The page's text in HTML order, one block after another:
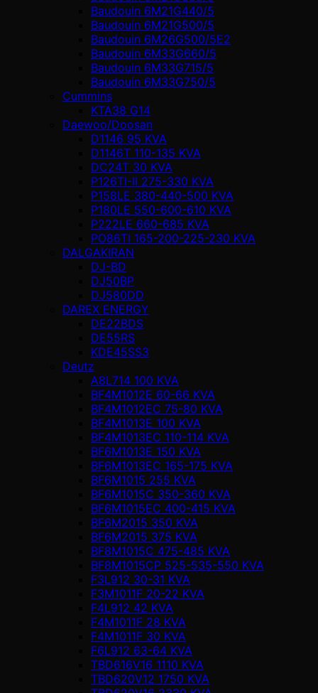
Baudouin 6M21G440/5
Baudouin 6M21G500/5
Baudouin 6M26G500/5E2
Baudouin 6M33G660/5
Baudouin 6M33G715/5
Baudouin 6M33G750/5
Cummins
KTA38 G14
Daewoo/Doosan
D1146 95 KVA
D1146T 110-135 KVA
DC24T 30 KVA
P126TI-II 275-330 KVA
P158LE 380-440-500 KVA
P180LE 550-600-610 KVA
P222LE 660-685 KVA
PO86TI 165-200-225-230 KVA
DALGAKIRAN
DJ-BD
DJ50BP
DJ580DD
DAREX ENERGY
DE22BDS
DE55RS
KDE45SS3
Deutz
A8L714 100 KVA
BF4M1012E 60-66 KVA
BF4M1012EC 75-80 KVA
BF4M1013E 100 KVA
BF4M1013EC 110-114 KVA
BF6M1013E 150 KVA
BF6M1013EC 165-175 KVA
BF6M1015 255 KVA
BF6M1015C 350-360 KVA
BF6M1015EC 400-415 KVA
BF6M2015 350 KVA
BF6M2015 375 KVA
BF8M1015C 475-485 KVA
BF8M1015CP 525-535-550 KVA
F3L912 30-31 KVA
F3M1011F 20-22 KVA
F4L912 42 KVA
F4M1011F 28 KVA
F4M1011F 30 KVA
F6L912 63-64 KVA
TBD616V16 1110 KVA
TBD620V12 1750 KVA